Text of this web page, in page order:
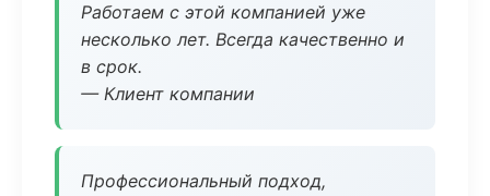
Работаем с этой компанией уже
несколько лет. Всегда качественно и
в срок.
— Клиент компании
Профессиональный подход,